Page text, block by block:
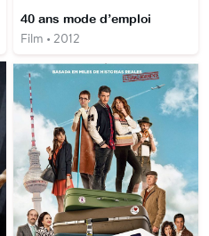
40 ans mode d’emploi
Film • 2012